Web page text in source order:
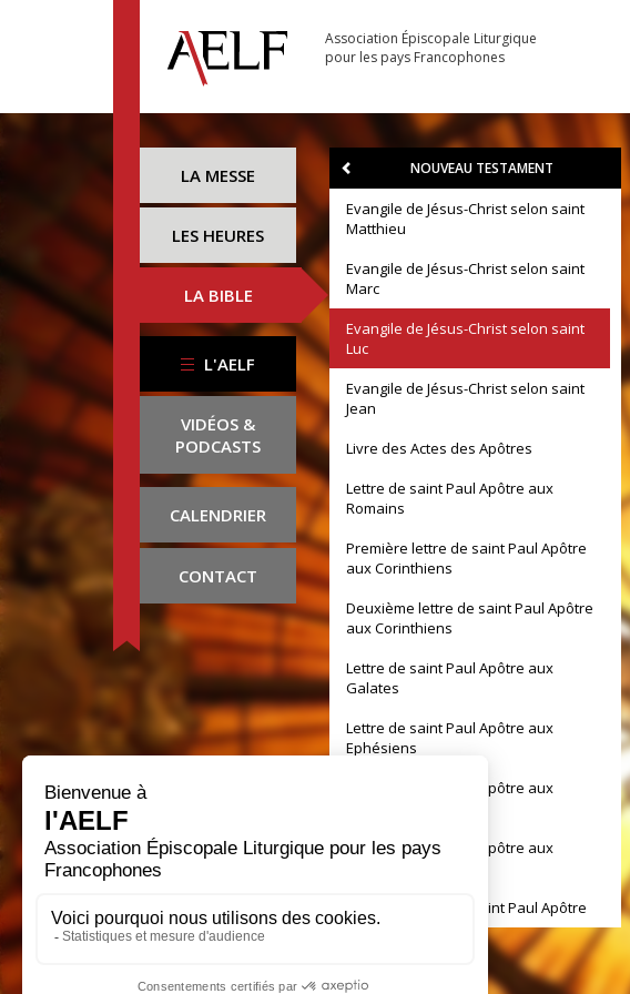
Association Épiscopale Liturgique
pour les pays Francophones
LA MESSE
LES HEURES
LA BIBLE
L'AELF
VIDÉOS &
PODCASTS
CALENDRIER
CONTACT
NOUVEAU TESTAMENT
Evangile de Jésus-Christ selon saint
Matthieu
Evangile de Jésus-Christ selon saint
Marc
Evangile de Jésus-Christ selon saint
Luc
Evangile de Jésus-Christ selon saint
Jean
Livre des Actes des Apôtres
Lettre de saint Paul Apôtre aux
Romains
Première lettre de saint Paul Apôtre
aux Corinthiens
Deuxième lettre de saint Paul Apôtre
aux Corinthiens
Lettre de saint Paul Apôtre aux
Galates
Lettre de saint Paul Apôtre aux
Ephésiens
Lettre de saint Paul Apôtre aux
Lettre de saint Paul Apôtre aux
Première lettre de saint Paul Apôtre
aux Thessaloniciens
Deuxième lettre de saint Paul Apôtre
aux Thessaloniciens